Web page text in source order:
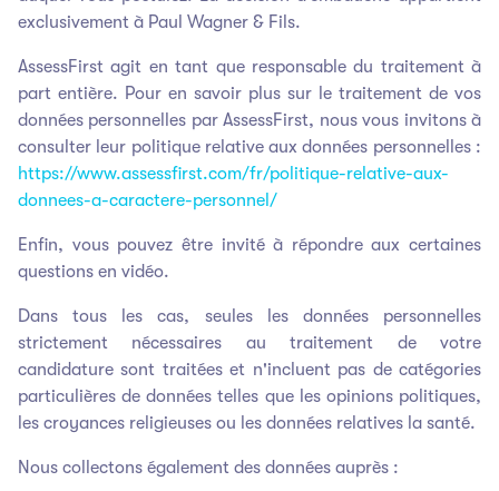
exclusivement à Paul Wagner & Fils.
AssessFirst agit en tant que responsable du traitement à
part entière. Pour en savoir plus sur le traitement de vos
données personnelles par AssessFirst, nous vous invitons à
consulter leur politique relative aux données personnelles :
https://www.assessfirst.com/fr/politique-relative-aux-
donnees-a-caractere-personnel/
Enfin, vous pouvez être invité à répondre aux certaines
questions en vidéo.
Dans tous les cas, seules les données personnelles
strictement nécessaires au traitement de votre
candidature sont traitées et n'incluent pas de catégories
particulières de données telles que les opinions politiques,
les croyances religieuses ou les données relatives la santé.
Nous collectons également des données auprès :